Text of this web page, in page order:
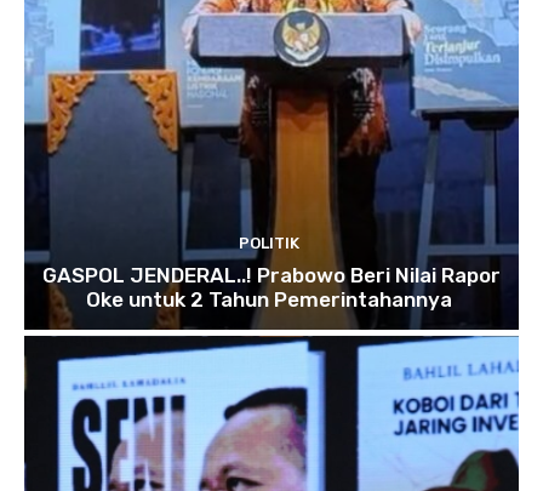
POLITIK
GASPOL JENDERAL..! Prabowo Beri Nilai Rapor
Oke untuk 2 Tahun Pemerintahannya